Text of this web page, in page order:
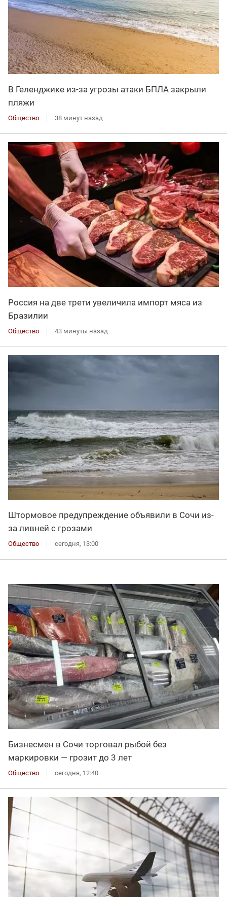
В Геленджике из-за угрозы атаки БПЛА закрыли
пляжи
Общество 38 минут назад
Россия на две трети увеличила импорт мяса из
Бразилии
Общество 43 минуты назад
Штормовое предупреждение объявили в Сочи из-
за ливней с грозами
Общество сегодня, 13:00
Бизнесмен в Сочи торговал рыбой без
маркировки — грозит до 3 лет
Общество сегодня, 12:40